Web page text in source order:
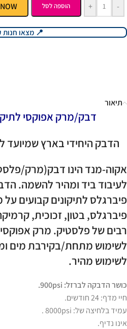
-
+ הוספה לסל
📍 מצאו חנות
תיאור
דבק/מרק אפוקסי
הדבק היחידי בארץ שמיועד
אקוה-מנד הינו דבק(מרק/
לעיבוד ביד ומהיר להשמה.
פיברגלס לתיקונים קבועים על
פיברגלס, בטון, זכוכית,
רבים של פלסטיק. מרק
לשימוש מתחת/בקירבת מים
לשימוש מהיר.
כושר הדבקה לברזל: 900psi.
חיי מדף: 24 חודשים.
עמיד בלחיצה של: 8000psi .
אינו נדיף.